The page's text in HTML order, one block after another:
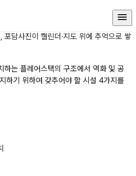
시설에 설치하는 플
포담사진이 캘린더·지도 위에 추억으로 쌓
하는 플레어스택의 구조에서 역화 및 공
하기 위하여 갖추어야 할 시설 4가지를